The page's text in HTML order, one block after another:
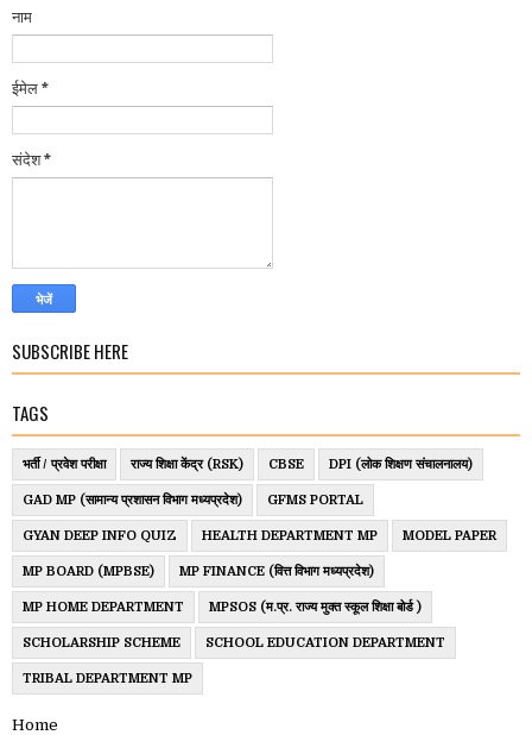
नाम
ईमेल *
संदेश*
SUBSCRIBE HERE
TAGS
भर्ती / प्रवेश परीक्षा राज्य शिक्षा केंद्र (RSK) CBSE DPI (लोक शिक्षण संचालनालय)
GAD MP (सामान्य प्रशासन विभाग मध्यप्रदेश) GFMS PORTAL
GYAN DEEP INFO QUIZ HEALTH DEPARTMENT MP MODEL PAPER
MP BOARD (MPBSE) MP FINANCE (वित्त विभाग मध्यप्रदेश)
MP HOME DEPARTMENT MPSOS (म.प्र. राज्य मुक्त स्कूल शिक्षा बोर्ड )
SCHOLARSHIP SCHEME SCHOOL EDUCATION DEPARTMENT
TRIBAL DEPARTMENT MP
Home